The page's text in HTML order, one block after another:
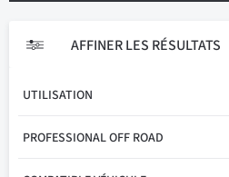
AFFINER LES RÉSULTATS
UTILISATION
PROFESSIONAL OFF ROAD